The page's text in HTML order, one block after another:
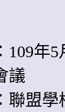
109年
議
聯盟學